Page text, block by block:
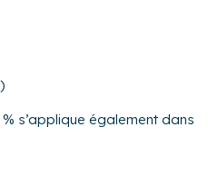
s’applique également dans